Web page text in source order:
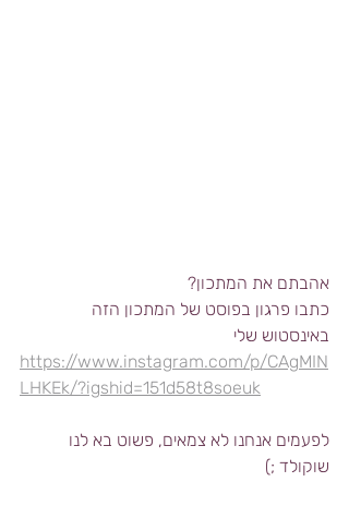
אהבתם את המתכון?
כתבו פרגון בפוסט של המתכון הזה
באינסטוש שלי
https://www.instagram.com/p/CAgMIN
LHKEk/?igshid=151d58t8soeuk
לפעמים אנחנו לא צמאים, פשוט בא לנו
שוקולד ;)